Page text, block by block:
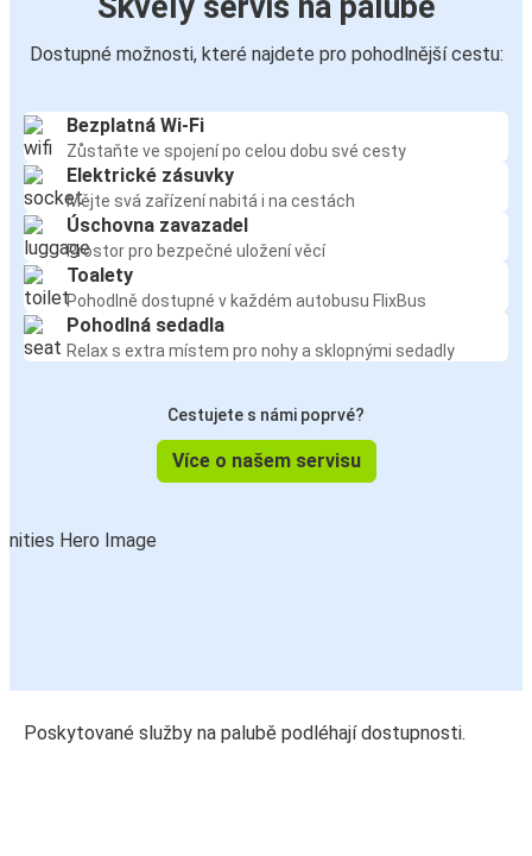
Dostupné možnosti, které najdete pro pohodlnější cestu:
Bezplatná Wi-Fi
Zůstaňte ve spojení po celou dobu své cesty
Elektrické zásuvky
Mějte svá zařízení nabitá i na cestách
Úschovna zavazadel
Prostor pro bezpečné uložení věcí
Toalety
Pohodlně dostupné v každém autobusu FlixBus
Pohodlná sedadla
Relax s extra místem pro nohy a sklopnými sedadly
Cestujete s námi poprvé?
Více o našem servisu
Poskytované služby na palubě podléhají dostupnosti.